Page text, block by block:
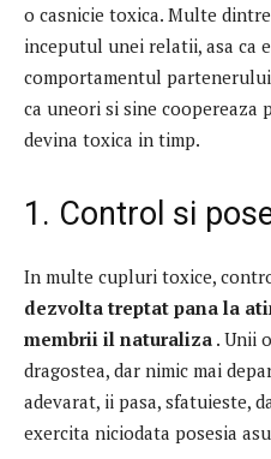
o casnicie toxica. Multe
inceputul unei relatii, asa ca
comportamentul
ca uneori si sine coopereaza
devina toxica in timp.
1. Control si
In multe cupluri toxice,
dezvolta treptat pana la
membrii il naturaliza . Unii
dragostea, dar nimic mai
adevarat, ii pasa, sfatuieste,
exercita niciodata posesia